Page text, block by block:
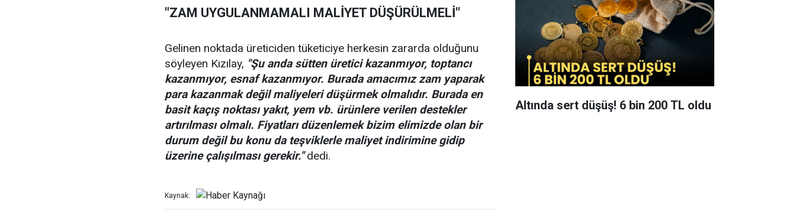
"ZAM UYGULANMAMALI MALİYET DÜŞÜRÜLMELİ"
Gelinen noktada üreticiden tüketiciye herkesin zararda olduğunu
söyleyen Kızılay, "Şu anda sütten üretici kazanmıyor, toptancı
kazanmıyor, esnaf kazanmıyor. Burada amacımız zam yaparak
para kazanmak değil maliyeleri düşürmek olmalıdır. Burada en
basit kaçış noktası yakıt, yem vb. ürünlere verilen destekler
artırılması olmalı. Fiyatları düzenlemek bizim elimizde olan bir
durum değil bu konu da teşviklerle maliyet indirimine gidip
üzerine çalışılması gerekir."dedi.
Kaynak:
Altında sert düşüş! 6 bin 200 TL oldu